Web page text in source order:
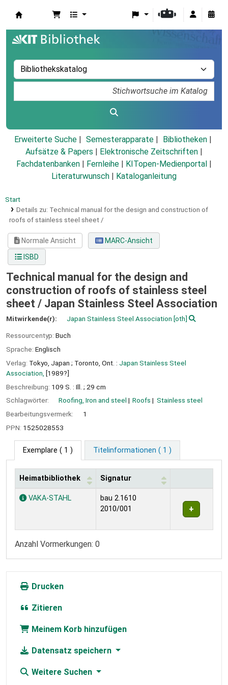
Erweiterte Suche Semesterapparate
Bibliotheken
Aufsätze & Papers
Elektronische Zeitschriften
Fachdatenbanken
Fernleihe KITopen-Medienportal
Literaturwunsch
Kataloganleitung
Start
Details zu: Technical manual for the design and construction of
roofs of stainless steel sheet /
Normale Ansicht
MARC-Ansicht
ISBD
Technical manual for the design and
construction of roofs of stainless steel
sheet / Japan Stainless Steel Association
Mitwirkende(r): Japan Stainless Steel Association [oth]
Ressourcentyp: Buch
Sprache: Englisch
Verlag: Tokyo, Japan ; Toronto, Ont. : Japan Stainless Steel
Association, [1989?]
Beschreibung: 109 S. : Ill. ; 29 cm
Schlagwörter:
Roofing, Iron and steel Roofs
Stainless steel
Bearbeitungsvermerk:
1
PPN: 1525028553
Exemplare ( 1 ) Titelinformationen ( 1 )
Exemplare
Heimatbibliothek Signatur
VAKA-STAHL
bau 2.1610
2010/001
Anzahl Vormerkungen: 0
Drucken
Zitieren
Meinem Korb hinzufügen
Datensatz speichern
Weitere Suchen